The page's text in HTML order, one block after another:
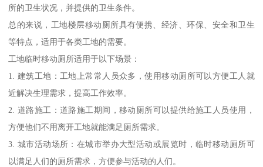
所的卫生状况，并提供的卫生条件。
总的来说，工地楼层移动厕所具有便携、经济、环保、安全和卫生
等特点，适用于各类工地的需要。
工地临时移动厕所适用于以下场景：
1. 建筑工地：工地上常常人员众多，使用移动厕所可以方便工人就
近解决生理需求，提高工作效率。
2. 道路施工：道路施工期间，移动厕所可以提供给施工人员使用，
方便他们不用离开工地就能满足厕所需求。
3. 城市活动场所：在城市举办大型活动或展览时，临时移动厕所可
以满足人们的厕所需求，方便参与活动的人们。